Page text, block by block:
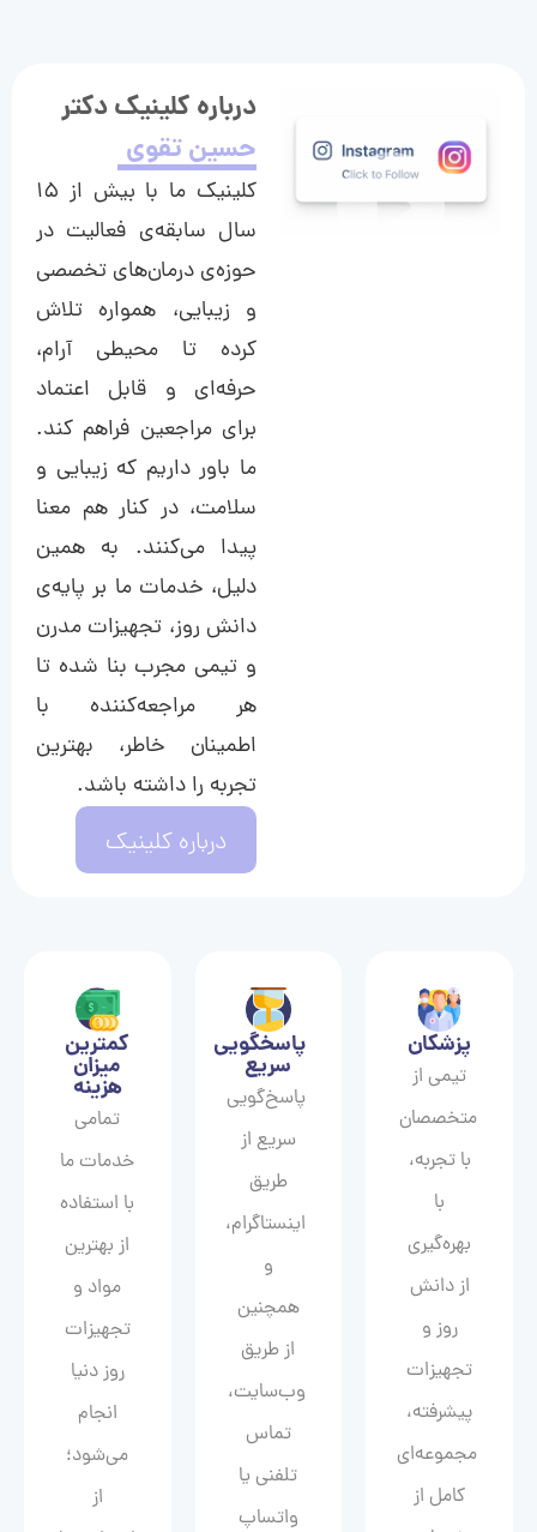
درباره کلینیک دکتر
حسین تقوی
کلینیک ما با بیش از ۱۵
سال سابقه‌ی فعالیت در
حوزه‌ی درمان‌های تخصصی
و زیبایی، همواره تلاش
کرده تا محیطی آرام،
حرفه‌ای و قابل اعتماد
برای مراجعین فراهم کند.
ما باور داریم که زیبایی و
سلامت، در کنار هم معنا
پیدا می‌کنند. به همین
دلیل، خدمات ما بر پایه‌ی
دانش روز، تجهیزات مدرن
و تیمی مجرب بنا شده تا
هر مراجعه‌کننده با
اطمینان خاطر، بهترین
تجربه را داشته باشد.
درباره کلینیک
پزشکان
تیمی از
متخصصان
با تجربه،
با
بهره‌گیری
از دانش
روز و
تجهیزات
پیشرفته،
مجموعه‌ای
کامل از
پاسخگویی
سریع
پاسخ‌گویی
سریع از
طریق
اینستاگرام،
و
همچنین
از طریق
وب‌سایت،
تماس
تلفنی یا
واتساپ
کمترین
میزان
هزینه
تمامی
خدمات ما
با استفاده
از بهترین
مواد و
تجهیزات
روز دنیا
انجام
می‌شود؛
از